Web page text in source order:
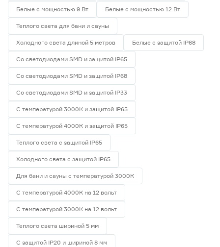
Белые с мощностью 9 Вт Белые с мощностью 12 Вт
Теплого света для бани и сауны
Холодного света длиной 5 метров Белые с защитой IP68
Со светодиодами SMD и защитой IP65
Со светодиодами SMD и защитой IP68
Со светодиодами SMD и защитой IP33
С температурой 3000К и защитой IP65
С температурой 4000К и защитой IP65
Теплого света с защитой IP65
Холодного света с защитой IP65
Для бани и сауны с температурой 3000К
С температурой 4000К на 12 вольт
С температурой 3000К на 12 вольт
Теплого света шириной 5 мм
С защитой IP20 и шириной 8 мм